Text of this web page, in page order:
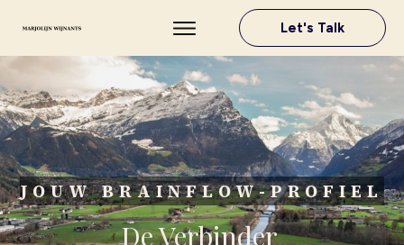
Let's Talk
JOUW BRAINFLOW-PROFIEL
De Verbinder